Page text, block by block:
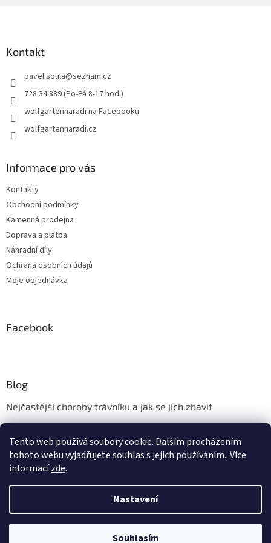
Tento web používá soubory cookie. Dalším procházením
tohoto webu vyjadřujete souhlas s jejich používáním.. Více
informacízde.
Nastavení
Souhlasím
Vážení zákazníci, kamenná prodejna ve Zlíně - Kudlově bude ve dnech
10.8. - 17.8. 2026 uzavřena z důvodu dovolené. Provoz eshopu a
expedice uskutečněných objednávek bude v tomto období probíhat v
Kontakt
pavel.soula@seznam.cz
728 34 889 (Po-Pá 8-17 hod.)
wolfgartennaradi na Facebooku
wolfgartennaradi.cz
Informace pro vás
Kontakty
Obchodní podmínky
Kamenná prodejna
Doprava a platba
Náhradní díly
Ochrana osobních údajů
Moje objednávka
Facebook
Blog
Nejčastější choroby trávníku a jak se jich zbavit
Údržba trávníku v měsíci květnu
Vytvořil Shoptet
wolfgartennaradi.cz. Všechna práva vyhrazena.